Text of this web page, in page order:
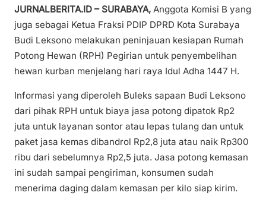
JURNALBERITA.ID – SURABAYA, Anggota Komisi B yang
juga sebagai Ketua Fraksi PDIP DPRD Kota Surabaya
Budi Leksono melakukan peninjauan kesiapan Rumah
Potong Hewan (RPH) Pegirian untuk penyembelihan
hewan kurban menjelang hari raya Idul Adha 1447 H.
Informasi yang diperoleh Buleks sapaan Budi Leksono
dari pihak RPH untuk biaya jasa potong dipatok Rp2
juta untuk layanan sontor atau lepas tulang dan untuk
paket jasa kemas dibandrol Rp2,8 juta atau naik Rp300
ribu dari sebelumnya Rp2,5 juta. Jasa potong kemasan
ini sudah sampai pengiriman, konsumen sudah
menerima daging dalam kemasan per kilo siap kirim.